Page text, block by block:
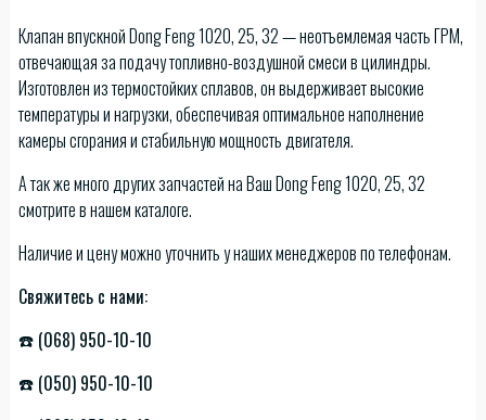
Клапан впускной Dong Feng 1020, 25, 32 — неотъемлемая часть ГРМ,
отвечающая за подачу топливно-воздушной смеси в цилиндры.
Изготовлен из термостойких сплавов, он выдерживает высокие
температуры и нагрузки, обеспечивая оптимальное наполнение
камеры сгорания и стабильную мощность двигателя.
А так же много других запчастей на Ваш Dong Feng 1020, 25, 32
смотрите в нашем каталоге.
Наличие и цену можно уточнить у наших менеджеров по телефонам.
Свяжитесь с нами:
☎️ (068) 950-10-10
☎️ (050) 950-10-10